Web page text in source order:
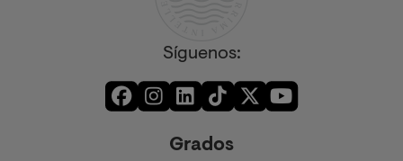
Síguenos:
Grados